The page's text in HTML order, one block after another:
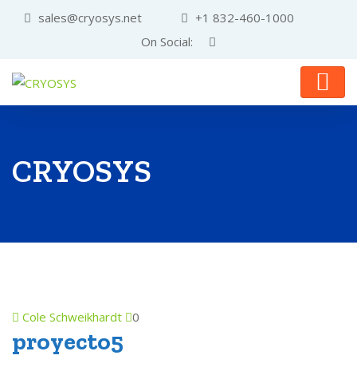
sales@cryosys.net
+1 832-460-1000
On Social:
CRYOSYS
Cole Schweikhardt 0
proyecto5